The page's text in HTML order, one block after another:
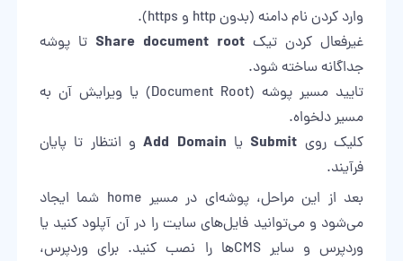
وارد کردن نام دامنه (بدون http و https).
غیرفعال کردن تیک Share document root تا پوشه
جداگانه ساخته شود.
تایید مسیر پوشه (Document Root) یا ویرایش آن به
مسیر دلخواه.
کلیک روی Submit یا Add Domainو انتظار تا پایان
فرآیند.
بعد از این مراحل، پوشه‌ای در مسیر home شما ایجاد
می‌شود و می‌توانید فایل‌های سایت را در آن آپلود کنید یا
وردپرس و سایر CMSها را نصب کنید. برای وردپرس،